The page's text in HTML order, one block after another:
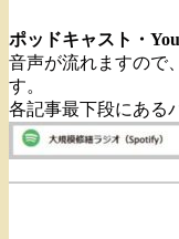
ポッドキャスト・
音声が流れますので
す。
各記事最下段にある